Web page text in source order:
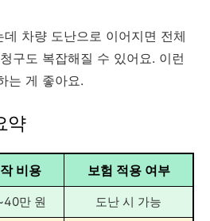
차량 도난으로 이어지면 전체
구도 복잡해질 수 있어요. 이런
는 게 좋아요.
약
비용 보험 적용 여부
만 원 도난 시 가능